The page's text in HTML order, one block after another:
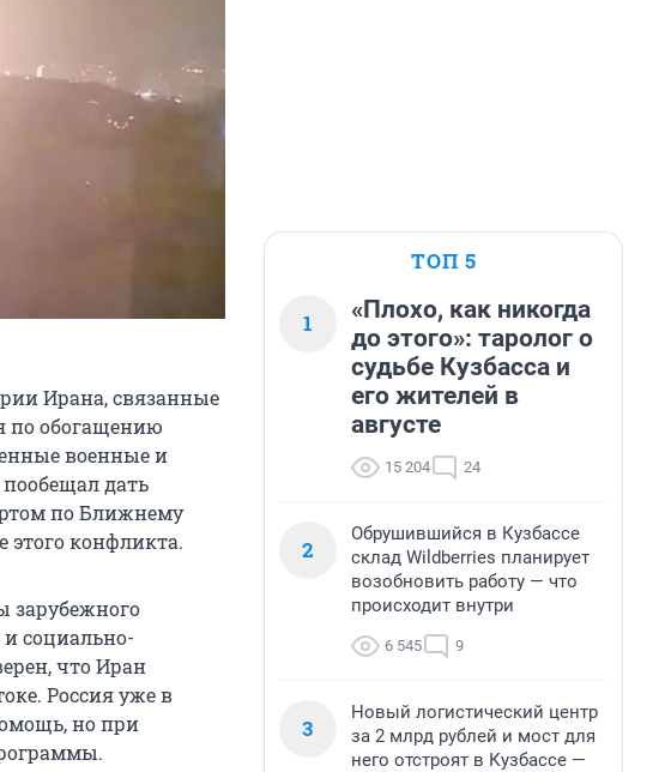
Ирана, связанные
по обогащению
военные и
дать
по Ближнему
этого конфликта.
зарубежного
социально-
что Иран
Россия уже в
но при
ТОП 5
1
«Плохо, как никогда
до этого»: таролог о
судьбе Кузбасса и
его жителей в
августе
15 204 24
2
Обрушившийся в Кузбассе
склад Wildberries планирует
возобновить работу — что
происходит внутри
6 545 9
3
Новый логистический центр
за 2 млрд рублей и мост для
него отстроят в Кузбассе —